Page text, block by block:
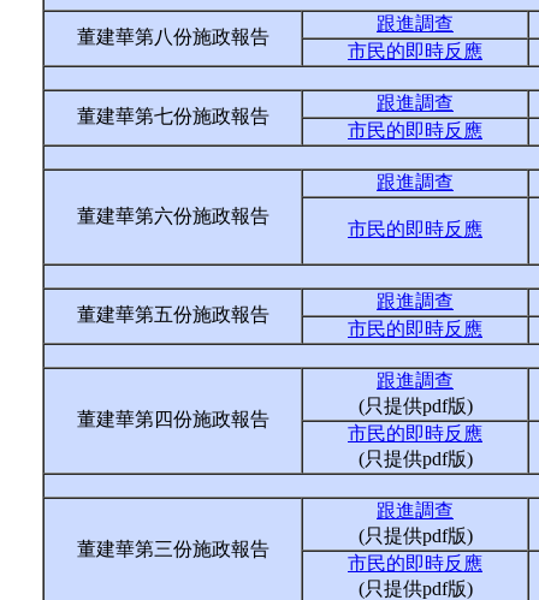
董建華第八份施政報告
跟進調查
市民的即時反應
董建華第七份施政報告
跟進調查
市民的即時反應
董建華第六份施政報告
跟進調查
市民的即時反應
董建華第五份施政報告
跟進調查
市民的即時反應
董建華第四份施政報告
跟進調查
(只提供pdf版)
市民的即時反應
(只提供pdf版)
董建華第三份施政報告
跟進調查
(只提供pdf版)
市民的即時反應
(只提供pdf版)